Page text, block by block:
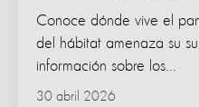
30 abril 2026
Conoce dónde vive el
del hábitat amenaza su
información sobre los...